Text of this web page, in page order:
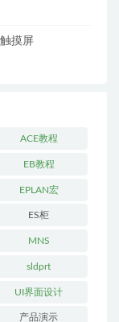
摸屏
ACE教程
EB教程
EPLAN宏
ES柜
MNS
sldprt
UI界面设计
产品演示